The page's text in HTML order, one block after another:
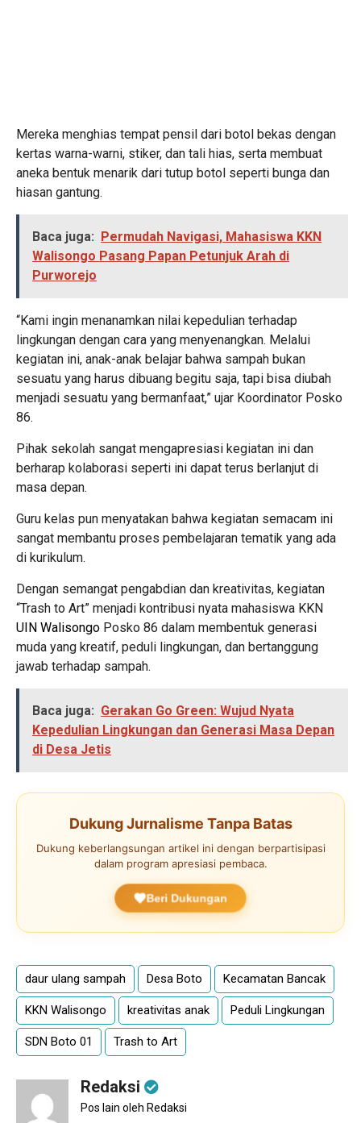
Mereka menghias tempat pensil dari botol bekas dengan
kertas warna-warni, stiker, dan tali hias, serta membuat
aneka bentuk menarik dari tutup botol seperti bunga dan
hiasan gantung.
Baca juga: Permudah Navigasi, Mahasiswa KKN
Walisongo Pasang Papan Petunjuk Arah di
Purworejo
“Kami ingin menanamkan nilai kepedulian terhadap
lingkungan dengan cara yang menyenangkan. Melalui
kegiatan ini, anak-anak belajar bahwa sampah bukan
sesuatu yang harus dibuang begitu saja, tapi bisa diubah
menjadi sesuatu yang bermanfaat,” ujar Koordinator Posko
86.
Pihak sekolah sangat mengapresiasi kegiatan ini dan
berharap kolaborasi seperti ini dapat terus berlanjut di
masa depan.
Guru kelas pun menyatakan bahwa kegiatan semacam ini
sangat membantu proses pembelajaran tematik yang ada
di kurikulum.
Dengan semangat pengabdian dan kreativitas, kegiatan
“Trash to Art” menjadi kontribusi nyata mahasiswa KKN
UIN Walisongo Posko 86 dalam membentuk generasi
muda yang kreatif, peduli lingkungan, dan bertanggung
jawab terhadap sampah.
Baca juga: Gerakan Go Green: Wujud Nyata
Kepedulian Lingkungan dan Generasi Masa Depan
di Desa Jetis
Dukung Jurnalisme Tanpa Batas
Dukung keberlangsungan artikel ini dengan berpartisipasi
dalam program apresiasi pembaca.
Beri Dukungan
daur ulang sampah Desa Boto Kecamatan Bancak
KKN Walisongo kreativitas anak Peduli Lingkungan
SDN Boto 01 Trash to Art
Redaksi
Pos lain oleh Redaksi